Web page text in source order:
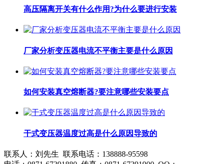
高压隔离开关有什么作用?为什么要进行安装
厂家分析变压器电流不平衡主要是什么原因
如何安装真空熔断器?要注意哪些安装要点
干式变压器温度过高是什么原因导致的
联系人：刘先生 联系电话：138888-95598